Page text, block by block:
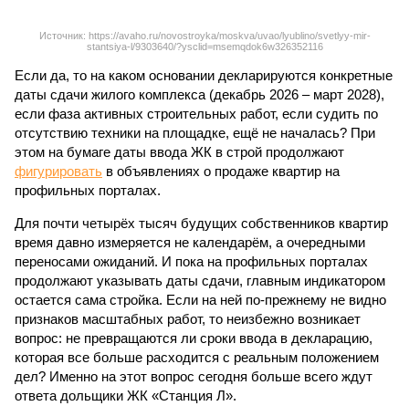
Источник: https://avaho.ru/novostroyka/moskva/uvao/lyublino/svetlyy-mir-
stantsiya-l/9303640/?ysclid=msemqdok6w326352116
Если да, то на каком основании декларируются конкретные
даты сдачи жилого комплекса (декабрь 2026 – март 2028),
если фаза активных строительных работ, если судить по
отсутствию техники на площадке, ещё не началась? При
этом на бумаге даты ввода ЖК в строй продолжают
фигурировать в объявлениях о продаже квартир на
профильных порталах.
Для почти четырёх тысяч будущих собственников квартир
время давно измеряется не календарём, а очередными
переносами ожиданий. И пока на профильных порталах
продолжают указывать даты сдачи, главным индикатором
остается сама стройка. Если на ней по-прежнему не видно
признаков масштабных работ, то неизбежно возникает
вопрос: не превращаются ли сроки ввода в декларацию,
которая все больше расходится с реальным положением
дел? Именно на этот вопрос сегодня больше всего ждут
ответа дольщики ЖК «Станция Л».